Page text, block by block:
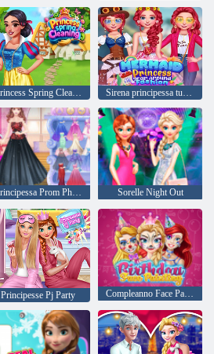
Princess Spring Cleaning Sirena principessa tutto l'anno intorno alla moda
Principessa Prom Photoshoot Sorelle Night Out
Principesse Pj Party Compleanno Face Painting